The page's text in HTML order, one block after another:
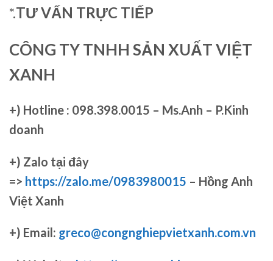
*.TƯ VẤN TRỰC TIẾP
CÔNG TY TNHH SẢN XUẤT VIỆT
XANH
+) Hotline : 098.398.0015 – Ms.Anh – P.Kinh
doanh
+) Zalo tại đây
=> https://zalo.me/0983980015 – Hồng Anh
Việt Xanh
+) Email: greco@congnghiepvietxanh.com.vn